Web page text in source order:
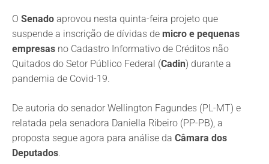
O Senado aprovou nesta quinta-feira projeto que
suspende a inscrição de dívidas de micro e pequenas
empresas no Cadastro Informativo de Créditos não
Quitados do Setor Público Federal (Cadin) durante a
pandemia de Covid-19.
De autoria do senador Wellington Fagundes (PL-MT) e
relatada pela senadora Daniella Ribeiro (PP-PB), a
proposta segue agora para análise da Câmara dos
Deputados.